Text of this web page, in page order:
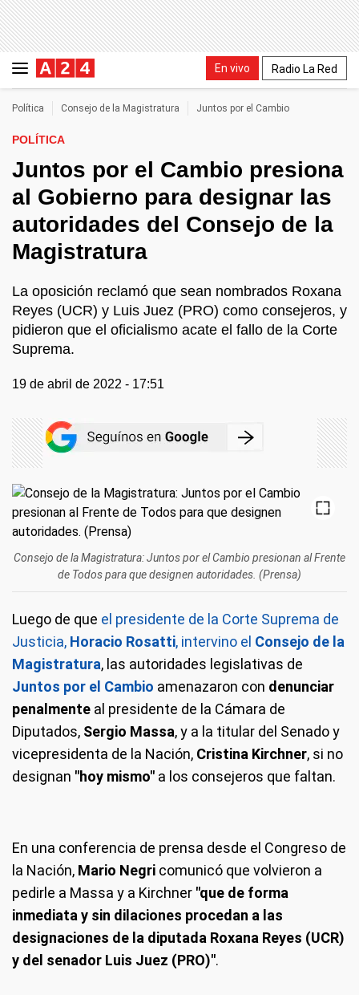
En vivo Radio La Red
Política Consejo de la Magistratura Juntos por el Cambio
POLÍTICA
Juntos por el Cambio presiona
al Gobierno para designar las
autoridades del Consejo de la
Magistratura
La oposición reclamó que sean nombrados Roxana
Reyes (UCR) y Luis Juez (PRO) como consejeros, y
pidieron que el oficialismo acate el fallo de la Corte
Suprema.
19 de abril de 2022 - 17:51
Consejo de la Magistratura: Juntos por el Cambio presionan al Frente
de Todos para que designen autoridades. (Prensa)
Luego de que el presidente de la Corte Suprema de
Justicia, Horacio Rosatti, intervino el Consejo de la
Magistratura, las autoridades legislativas de
Juntos por el Cambio amenazaron con denunciar
penalmente al presidente de la Cámara de
Diputados, Sergio Massa, y a la titular del Senado y
vicepresidenta de la Nación, Cristina Kirchner, si no
designan "hoy mismo" a los consejeros que faltan.
En una conferencia de prensa desde el Congreso de
la Nación, Mario Negri comunicó que volvieron a
pedirle a Massa y a Kirchner "que de forma
inmediata y sin dilaciones procedan a las
designaciones de la diputada Roxana Reyes (UCR)
y del senador Luis Juez (PRO)".